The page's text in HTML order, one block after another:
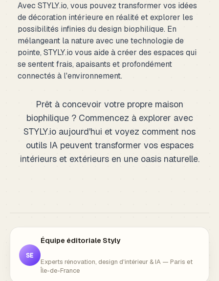
Avec STYLY.io, vous pouvez transformer vos idées
de décoration intérieure en réalité et explorer les
possibilités infinies du design biophilique. En
mélangeant la nature avec une technologie de
pointe, STYLY.io vous aide à créer des espaces qui
se sentent frais, apaisants et profondément
connectés à l'environnement.
Prêt à concevoir votre propre maison
biophilique ? Commencez à explorer avec
STYLY.io aujourd'hui et voyez comment nos
outils IA peuvent transformer vos espaces
intérieurs et extérieurs en une oasis naturelle.
SE
Équipe éditoriale Styly
Experts rénovation, design d'intérieur & IA — Paris et
Île-de-France